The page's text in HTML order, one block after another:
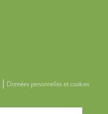
Données personnelles et cookies